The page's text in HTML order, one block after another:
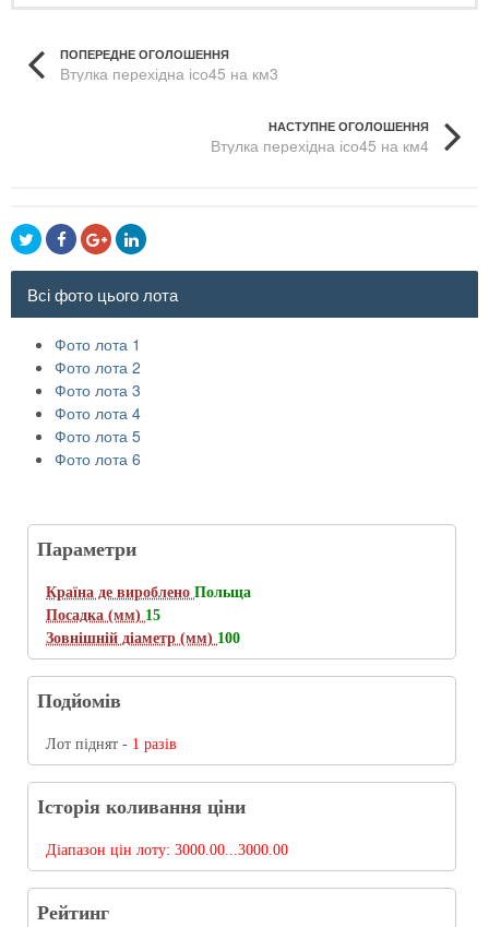
ПОПЕРЕДНЕ ОГОЛОШЕННЯ
Втулка перехідна ісо45 на км3
НАСТУПНЕ ОГОЛОШЕННЯ
Втулка перехідна ісо45 на км4
Всі фото цього лота
Фото лота 1
Фото лота 2
Фото лота 3
Фото лота 4
Фото лота 5
Фото лота 6
Параметри
Країна де вироблено Польща
Посадка (мм) 15
Зовнішній діаметр (мм) 100
Подйомів
Лот піднят - 1 разів
Історія коливання ціни
Діапазон цін лоту: 3000.00...3000.00
Рейтинг